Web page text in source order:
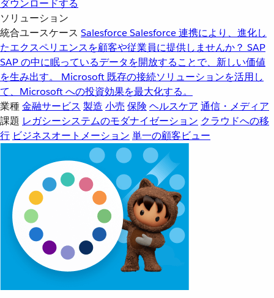
ダウンロードする
ソリューション
統合ユースケース SalesforceSalesforce 連携により、進化し
たエクスペリエンスを顧客や従業員に提供しませんか？ SAP
SAP の中に眠っているデータを開放することで、新しい価値
を生み出す。
Microsoft 既存の接続ソリューションを活用し
て、Microsoft への投資効果を最大化する。
業種金融サービス 製造 小売 保険 ヘルスケア 通信・メディア
課題 レガシーシステムのモダナイゼーション クラウドへの移
行 ビジネスオートメーション 単一の顧客ビュー